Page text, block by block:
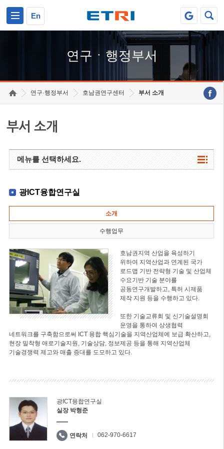
En
연구ㆍ행정부서
연구·행정부서 호남권연구센터 부서 소개
부서 소개
메뉴를 선택하세요.
광ICT융합연구실
소개
수행업무
호남권지역 산업을 육성하기
위하여 지역산업과 연계된 국가
로드맵 기반 전략형 기술 및 산업체
수요기반 기술 분야를
공동연구개발하고, 특허 시제품
제작 지원 등을 수행하고 있다.
또한 기술교류회 및 신기술설명회
운영을 통하여 상생협력
네트워크를 구축함으로써 ICT 융합 핵심기술을 지역산업체에 보급 확산하고,
현장 밀착형 애로기술지원, 기술상담, 정보제공 등을 통해 지역산업체
기술경쟁력 제고와 매출 증대를 도모하고 있다.
광ICT융합연구실
실장 박형준
연락처 062-970-6617